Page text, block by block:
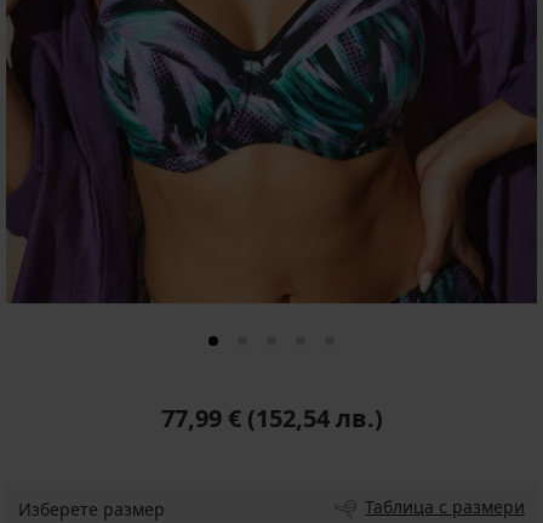
77,99 € (152,54 лв.)
Изберете размер Таблица с размери